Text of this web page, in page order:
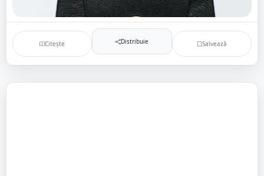
Citește Distribuie Salvează